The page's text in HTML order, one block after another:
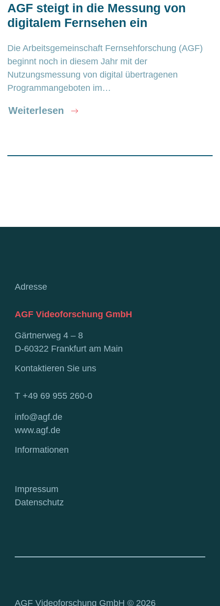
AGF steigt in die Messung von
digitalem Fernsehen ein
Die Arbeitsgemeinschaft Fernsehforschung (AGF)
beginnt noch in diesem Jahr mit der
Nutzungsmessung von digital übertragenen
Programmangeboten im…
Weiterlesen
Adresse
AGF Videoforschung GmbH
Gärtnerweg 4 – 8
D-60322 Frankfurt am Main
Kontaktieren Sie uns
T +49 69 955 260-0
info@agf.de
www.agf.de
Informationen
Impressum
Datenschutz
AGF Videoforschung GmbH © 2026